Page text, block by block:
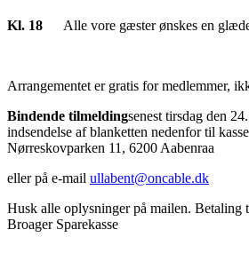
Kl. 18 Alle vore gæster ønskes en
Arrangementet er gratis for medlemmer,
Bindende tilmeldingsenest tirsdag den
indsendelse af blanketten nedenfor til
Nørreskovparken 11, 6200 Aabenraa
eller på e-mail ullabent@oncable.dk
Husk alle oplysninger på mailen. Betaling
Broager Sparekasse